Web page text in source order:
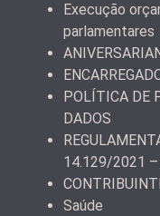
Execução
parlamentares
POLÍTICA DE
DADOS
14.129/2021 –
Saúde